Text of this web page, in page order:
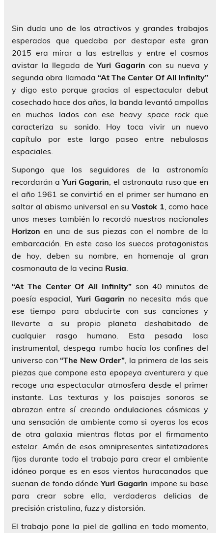
Sin duda uno de los atractivos y grandes trabajos
esperados que quedaba por destapar este gran
2015 era mirar a las estrellas y entre el cosmos
avistar la llegada deYuri Gagarin con su nueva y
segunda obra llamada “At The Center Of All Infinity”
y digo esto porque gracias al espectacular debut
cosechado hace dos años, la banda levantó ampollas
en muchos lados con ese heavy space rockque
caracteriza su sonido. Hoy toca vivir un nuevo
capítulo por este largo paseo entre nebulosas
espaciales.
Supongo que los seguidores de la astronomía
recordarán aYuri Gagarin, el astronauta ruso que en
el año 1961 se convirtió en el primer ser humano en
saltar al abismo universal en su Vostok 1, como hace
unos meses también lo recordó nuestros nacionales
Horizon en una de sus piezas con el nombre de la
embarcación. En este caso los suecos protagonistas
de hoy, deben su nombre, en homenaje al gran
cosmonauta de la vecina Rusia.
“At The Center Of All Infinity” son 40 minutos de
poesía espacial,Yuri Gagarin no necesita más que
ese tiempo para abducirte con sus canciones y
llevarte a su propio planeta deshabitado de
cualquier rasgo humano. Esta pesada losa
instrumental, despega rumbo hacía los confines del
universo con“The New Order”, la primera de las seis
piezas que compone esta epopeya aventurera y que
recoge una espectacular atmosfera desde el primer
instante. Las texturas y los paisajes sonoros se
abrazan entre sí creando ondulaciones cósmicas y
una sensación de ambiente como si oyeras los ecos
de otra galaxia mientras flotas por el firmamento
estelar. Amén de esos omnipresentes sintetizadores
fijos durante todo el trabajo para crear el ambiente
idóneo porque es en esos vientos huracanados que
suenan de fondo dóndeYuri Gagarin impone su base
para crear sobre ella, verdaderas delicias de
precisión cristalina, fuzz y distorsión.
El trabajo pone la piel de gallina en todo momento,